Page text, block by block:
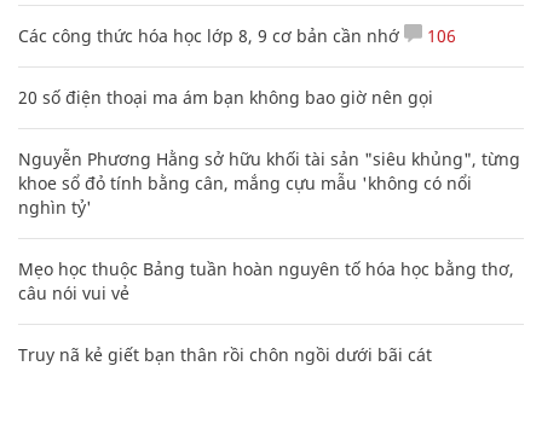
Các công thức hóa học lớp 8, 9 cơ bản cần nhớ 106
20 số điện thoại ma ám bạn không bao giờ nên gọi
Nguyễn Phương Hằng sở hữu khối tài sản "siêu khủng", từng
khoe sổ đỏ tính bằng cân, mắng cựu mẫu 'không có nổi
nghìn tỷ'
Mẹo học thuộc Bảng tuần hoàn nguyên tố hóa học bằng thơ,
câu nói vui vẻ
Truy nã kẻ giết bạn thân rồi chôn ngồi dưới bãi cát